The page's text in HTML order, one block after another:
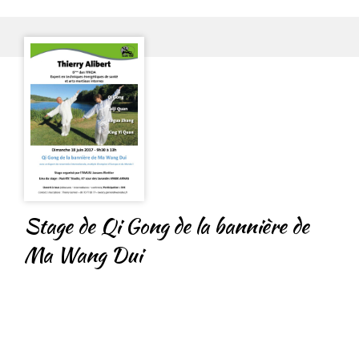
Stage de Qi Gong de la bannière de
Ma Wang Dui